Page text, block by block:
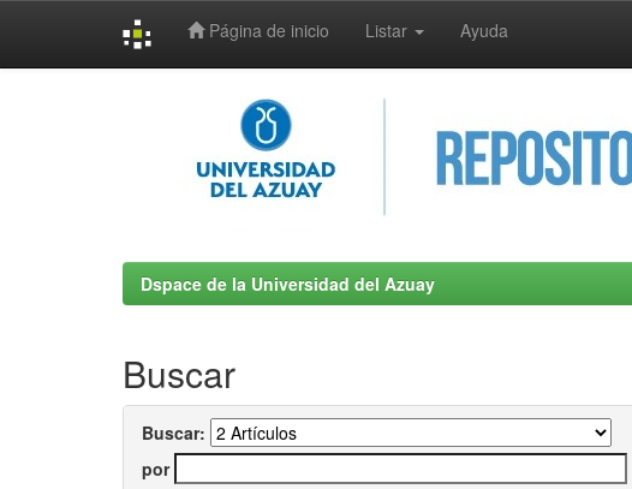
Página de inicio Listar Ayuda
Dspace de la Universidad del Azuay
Buscar
Buscar:
por